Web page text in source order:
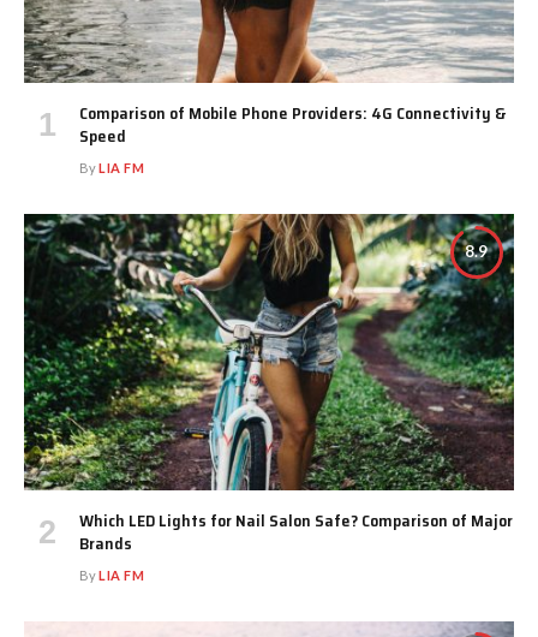
Comparison of Mobile Phone Providers: 4G Connectivity &
Speed
ByLIA FM
8.9
Which LED Lights for Nail Salon Safe? Comparison of Major
Brands
ByLIA FM